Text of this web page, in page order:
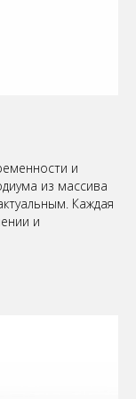
и
из массива
Каждая
и